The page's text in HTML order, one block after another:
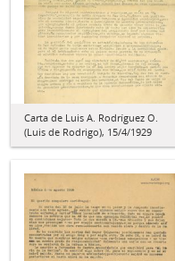
Carta de Luis A. Rodríguez O.
(Luis de Rodrigo), 15/4/1929